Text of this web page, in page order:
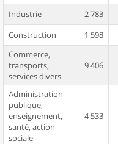
Industrie
2 783
Construction
1 598
Commerce,
transports,
services divers
9 406
Administration
publique,
enseignement,
santé, action
sociale
4 533